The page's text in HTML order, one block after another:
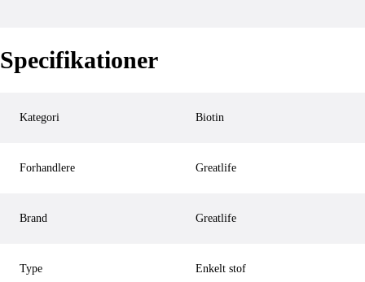
Specifikationer
Kategori Biotin
Forhandlere Greatlife
Brand Greatlife
Type Enkelt stof